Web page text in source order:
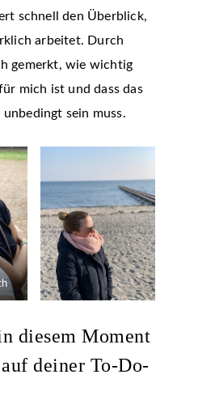
schnell den Überblick,
arbeitet. Durch
gemerkt, wie wichtig
mich ist und dass das
sein muss.
diesem Moment
deiner To-Do-